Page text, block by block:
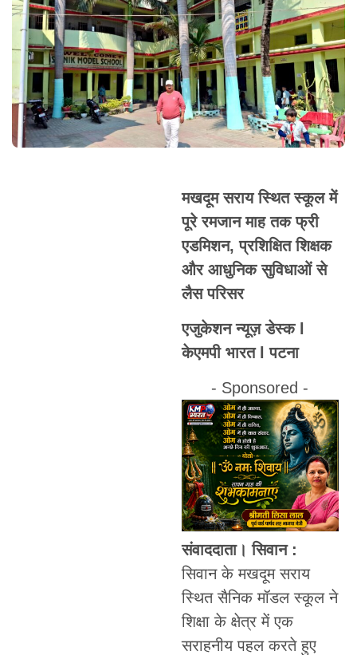
मखदूम सराय स्थित स्कूल में
पूरे रमजान माह तक फ्री
एडमिशन, प्रशिक्षित शिक्षक
और आधुनिक सुविधाओं से
लैस परिसर
एजुकेशन न्यूज़ डेस्क l
केएमपी भारत l पटना
- Sponsored -
संवाददाता। सिवान :
सिवान के मखदूम सराय
स्थित सैनिक मॉडल स्कूल ने
शिक्षा के क्षेत्र में एक
सराहनीय पहल करते हुए